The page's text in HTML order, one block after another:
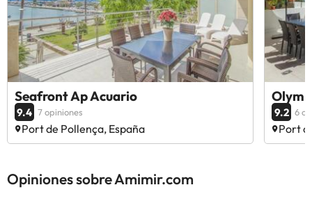
Seafront Ap Acuario
9.4 7 opiniones
Port de Pollença, España
9.2 6
Port
Opiniones sobre Amimir.com